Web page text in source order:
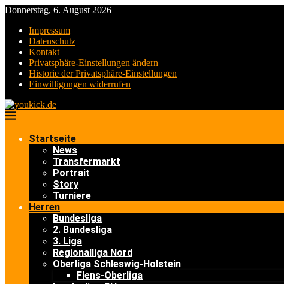
Donnerstag, 6. August 2026
Impressum
Datenschutz
Kontakt
Privatsphäre-Einstellungen ändern
Historie der Privatsphäre-Einstellungen
Einwilligungen widerrufen
Startseite
News
Transfermarkt
Portrait
Story
Turniere
Herren
Bundesliga
2. Bundesliga
3. Liga
Regionalliga Nord
Oberliga Schleswig-Holstein
Flens-Oberliga